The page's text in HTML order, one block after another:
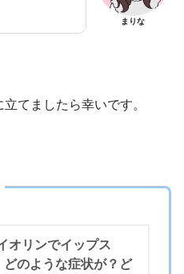
まりな
てましたら幸いです。
オリンでイップス
どのような症状が？ど